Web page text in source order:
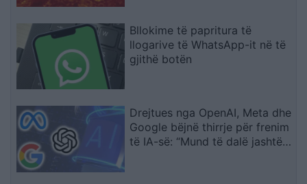
Bllokime të papritura të
llogarive të WhatsApp-it në të
gjithë botën
Drejtues nga OpenAI, Meta dhe
Google bëjnë thirrje për frenim
të IA-së: “Mund të dalë jashtë